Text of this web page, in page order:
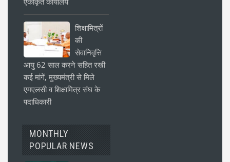
शिक्षामित्रों
की
सेवानिवृत्ति
आयु 62 साल करने सहित रखी
कई मांगें, मुख्यमंत्री से मिले
एमएलसी व शिक्षामित्र संघ के
पदाधिकारी
MONTHLY
POPULAR NEWS